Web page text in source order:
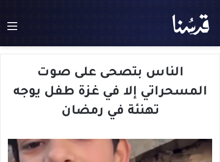
الناس بتصحى على صوت
المسحراتي إلا في غزة طفل يوجه
تهنئة في رمضان